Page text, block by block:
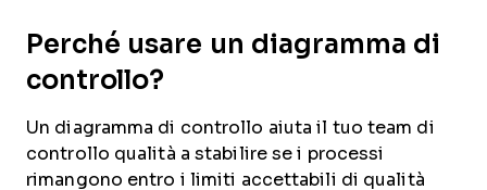
Perché usare un diagramma di
controllo?
Un diagramma di controllo aiuta il tuo team di
controllo qualità a stabilire se i processi
rimangono entro i limiti accettabili di qualità